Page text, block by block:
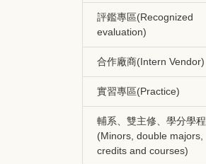
評鑑專區(Recognized
evaluation)
合作廠商(Intern Vendor)
實習專區(Practice)
輔系、雙主修、學分學程
(Minors, double majors,
credits and courses)